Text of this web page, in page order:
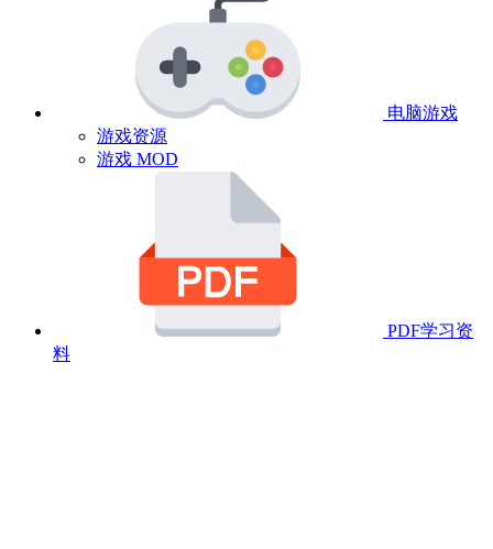
电脑游戏
游戏资源
游戏 MOD
PDF学习资
料